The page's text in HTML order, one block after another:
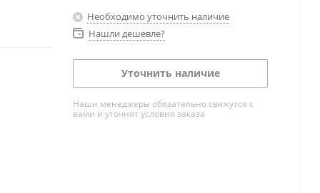
Необходимо уточнить наличие
Нашли дешевле?
Уточнить наличие
Наши менеджеры обязательно свяжутся с
вами и уточнят условия заказа